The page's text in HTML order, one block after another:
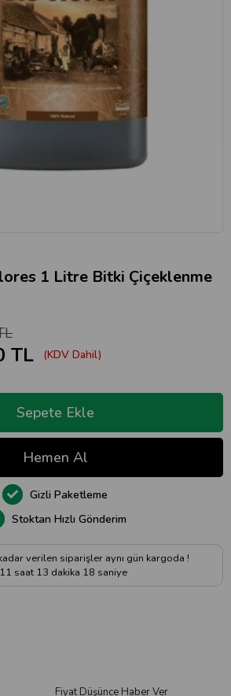
1 Litre Bitki Çiçeklenme
TL (KDV Dahil)
Fiyat Düşünce Haber Ver
verilen siparişler aynı gün kargoda !
11 saat 13 dakika 17 saniye
Stoktan Hızlı Gönderim
Gizli Paketleme